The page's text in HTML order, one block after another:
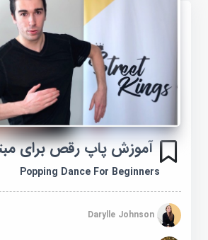
آموزش پاپ رقص برای
Popping Dance For Beginners
Darylle Johnson